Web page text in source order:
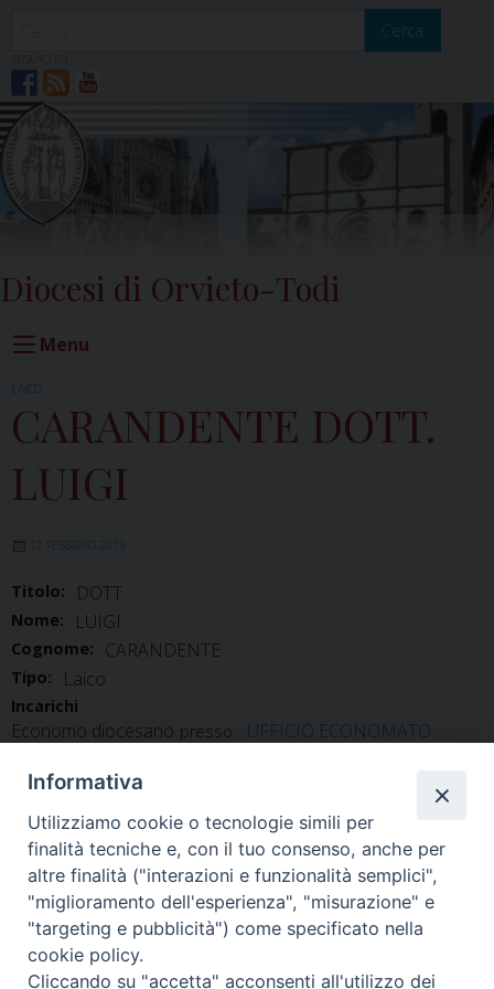
Cerca
Diocesi di Orvieto-Todi
Menu
LAICO
CARANDENTE DOTT.
LUIGI
17 FEBBRAIO 2019
Titolo: DOTT.
Nome: LUIGI
Cognome: CARANDENTE
Tipo: Laico
Incarichi
Economo diocesano presso UFFICIO ECONOMATO
Home Il Vescovo Diocesi Pastorale
Liturgia
Beni Culturali
Modulistica
Casa dioc. di Spagliagrano Webmail
Informativa
Utilizziamo cookie o tecnologie simili per
finalità tecniche e, con il tuo consenso, anche per
altre finalità ("interazioni e funzionalità semplici",
"miglioramento dell'esperienza", "misurazione" e
"targeting e pubblicità") come specificato nella
cookie policy.
Cliccando su "accetta" acconsenti all'utilizzo dei